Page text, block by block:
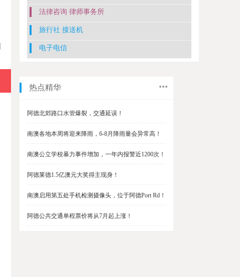
法律咨询 律师事务所
旅行社 接送机
电子电信
热点精华
阿德北郊路口水管爆裂，交通延误！
南澳各地本周将迎来降雨，6-8月降雨量会异常高！
南澳公立学校暴力事件增加，一年内报警近1200次！
阿德莱德1.5亿澳元大奖得主现身！
南澳启用第五处手机检测摄像头，位于阿德Port Rd！
阿德公共交通单程票价将从7月起上涨！